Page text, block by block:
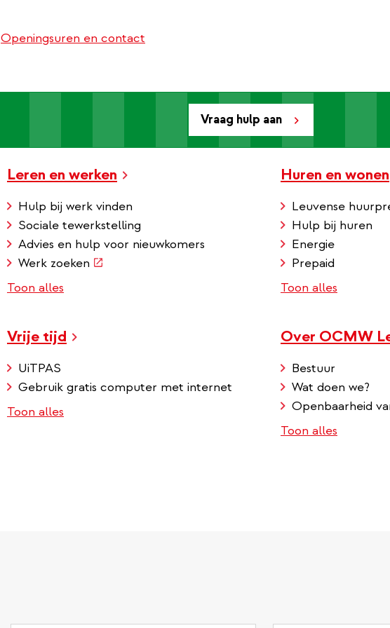
Openingsuren en contact
Vraag hulp aan
Leren en werken
Hulp bij werk vinden
Sociale tewerkstelling
Advies en hulp voor nieuwkomers
Werk zoeken (externe
Toon alles
Huren en wonen
Leuvense
Hulp bij huren
Energie
Prepaid
Toon alles
Vrije tijd
UiTPAS
Gebruik gratis computer met internet
Toon alles
Over OCMW
Bestuur
Wat doen we?
Openbaarheid
Toon alles